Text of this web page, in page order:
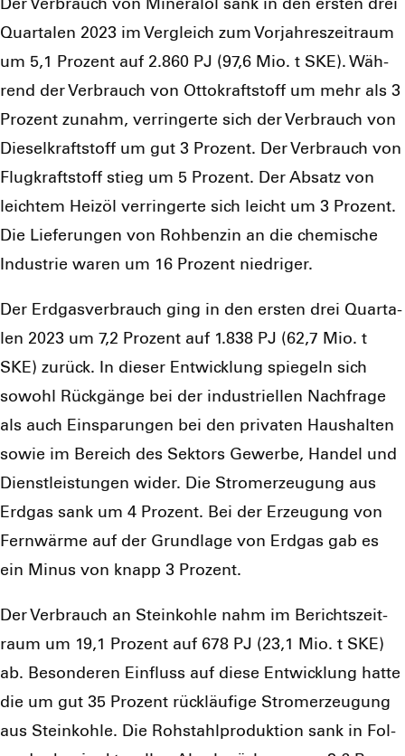
Der Ver­brauch von Mine­ral­öl sank in den ers­ten drei
Quar­ta­len 2023 im Ver­gleich zum Vor­jah­res­zeit­raum
um 5,1 Pro­zent auf 2.860 PJ (97,6 Mio. t SKE). Wäh­
rend der Ver­brauch von Otto­kraft­stoff um mehr als 3
Pro­zent zunahm, ver­rin­ger­te sich der Ver­brauch von
Die­sel­kraft­stoff um gut 3 Pro­zent. Der Ver­brauch von
Flug­kraft­stoff stieg um 5 Pro­zent. Der Absatz von
leich­tem Heiz­öl ver­rin­ger­te sich leicht um 3 Pro­zent.
Die Lie­fe­run­gen von Roh­ben­zin an die che­mi­sche
Indus­trie waren um 16 Pro­zent nied­ri­ger.
Der Erd­gas­ver­brauch ging in den ers­ten drei Quar­ta­
len 2023 um 7,2 Pro­zent auf 1.838 PJ (62,7 Mio. t
SKE) zurück. In die­ser Ent­wick­lung spie­geln sich
sowohl Rück­gän­ge bei der indus­tri­el­len Nach­fra­ge
als auch Ein­spa­run­gen bei den pri­va­ten Haus­hal­ten
sowie im Bereich des Sek­tors Gewer­be, Han­del und
Dienst­leis­tun­gen wider. Die Strom­erzeu­gung aus
Erd­gas sank um 4 Pro­zent. Bei der Erzeu­gung von
Fern­wär­me auf der Grund­la­ge von Erd­gas gab es
ein Minus von knapp 3 Pro­zent.
Der Ver­brauch an Stein­koh­le nahm im Berichts­zeit­
raum um 19,1 Pro­zent auf 678 PJ (23,1 Mio. t SKE)
ab. Beson­de­ren Ein­fluss auf die­se Ent­wick­lung hat­te
die um gut 35 Pro­zent rück­läu­fi­ge Strom­erzeu­gung
aus Stein­koh­le. Die Roh­stahl­pro­duk­ti­on sank in Fol­